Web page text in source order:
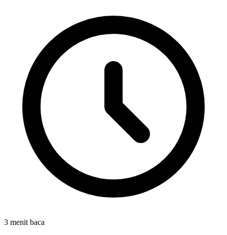
3 menit baca